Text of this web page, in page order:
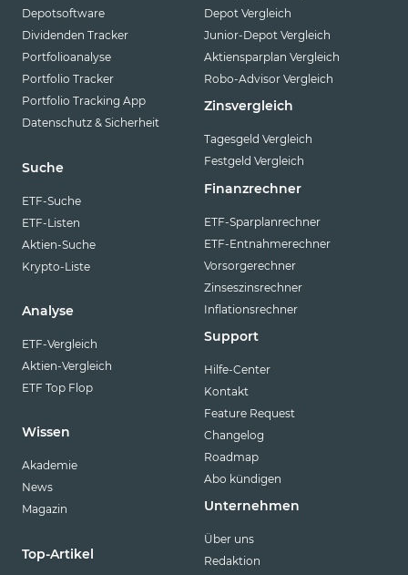
Depotsoftware
Dividenden Tracker
Portfolioanalyse
Portfolio Tracker
Portfolio Tracking App
Datenschutz & Sicherheit
Suche
ETF-Suche
ETF-Listen
Aktien-Suche
Krypto-Liste
Analyse
ETF-Vergleich
Aktien-Vergleich
ETF Top Flop
Wissen
Akademie
News
Magazin
Top-Artikel
Depot Vergleich
Junior-Depot Vergleich
Aktiensparplan Vergleich
Robo-Advisor Vergleich
Zinsvergleich
Tagesgeld Vergleich
Festgeld Vergleich
Finanzrechner
ETF-Sparplanrechner
ETF-Entnahmerechner
Vorsorgerechner
Zinseszinsrechner
Inflationsrechner
Support
Hilfe-Center
Kontakt
Feature Request
Changelog
Roadmap
Abo kündigen
Unternehmen
Über uns
Redaktion